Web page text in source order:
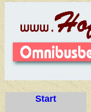
Start